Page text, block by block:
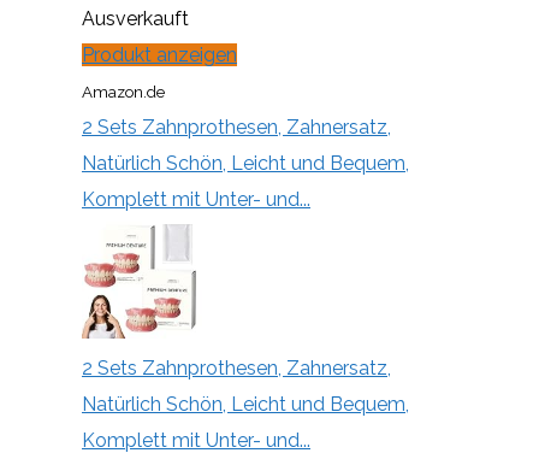
Ausverkauft
Produkt anzeigen
Amazon.de
2 Sets Zahnprothesen, Zahnersatz,
Natürlich Schön, Leicht und Bequem,
Komplett mit Unter- und...
2 Sets Zahnprothesen, Zahnersatz,
Natürlich Schön, Leicht und Bequem,
Komplett mit Unter- und...